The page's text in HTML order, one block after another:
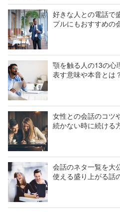
好きな人との電話で
プルにもおすすめの
顎を触る人の13の心
表す意味や本音とは
女性との会話のコツ
続かない時に続ける
会話のネタ一覧を大
使える盛り上がる話